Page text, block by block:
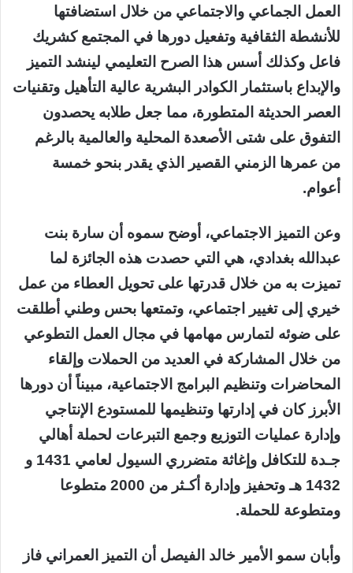
العمل الجماعي والاجتماعي من خلال استضافتها
للأنشطة الثقافية وتفعيل دورها في المجتمع كشريك
فاعل وكذلك أسس هذا الصرح التعليمي لينشد التميز
والإبداع باستثمار الكوادر البشرية عالية التأهيل وتقنيات
العصر الحديثة المتطورة، مما جعل طلابه يحصدون
التفوق على شتى الأصعدة المحلية والعالمية بالرغم
من عمرها الزمني القصير الذي يقدر بنحو خمسة
أعوام.
وعن التميز الاجتماعي، أوضح سموه أن سارة بنت
عبدالله بغدادي، هي التي حصدت هذه الجائزة لما
تميزت به من خلال قدرتها على تحويل العطاء من عمل
خيري إلى تغيير اجتماعي، وتمتعها بحس وطني أطلقت
على ضوئه لتمارس مهامها في مجال العمل التطوعي
من خلال المشاركة في العديد من الحملات وإلقاء
المحاضرات وتنظيم البرامج الاجتماعية، مبيناً أن دورها
الأبرز كان في إدارتها وتنظيمها للمستودع الإنتاجي
وإدارة عمليات التوزيع وجمع التبرعات لحملة أهالي
جـدة للتكافل وإغاثة متضرري السيول لعامي 1431 و
1432 هـ وتحفيز وإدارة أكـثر من 2000 متطوعا
ومتطوعة للحملة.
وأبان سمو الأمير خالد الفيصل أن التميز العمراني فاز